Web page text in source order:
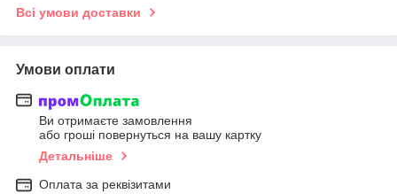
Всі умови доставки
Умови оплати
Ви отримаєте замовлення
або гроші повернуться на вашу картку
Детальніше
Оплата за реквізитами